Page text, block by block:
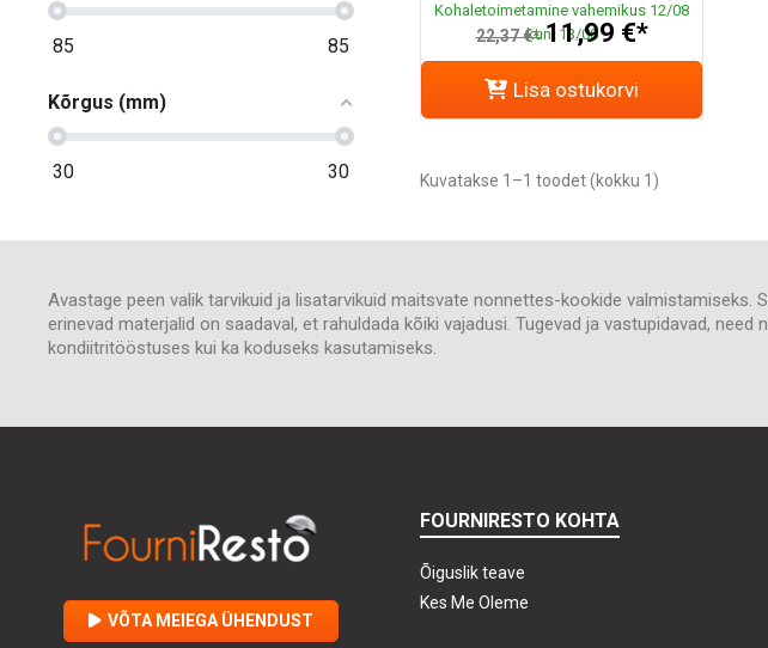
85 85
Kõrgus (mm)
30 30
Kohaletoimetamine vahemikus 12/08
kuni 13/08
22,37 €* 11,99 €*
Lisa ostukorvi
Kuvatakse 1–1 toodet (kokku 1)
Avastage peen valik tarvikuid ja lisatarvikuid maitsvate nonnettes-kookide
erinevad materjalid on saadaval, et rahuldada kõiki vajadusi. Tugevad ja vastupidavad,
kondiitritööstuses kui ka koduseks kasutamiseks.
VÕTA MEIEGA ÜHENDUST
FOURNIRESTO KOHTA
Õiguslik teave
Kes Me Oleme